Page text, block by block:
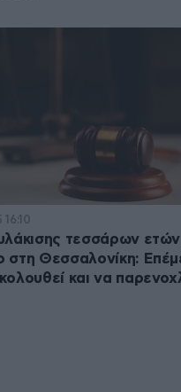
16:10
τεσσάρων ετών
στη Θεσσαλονίκη:
και να